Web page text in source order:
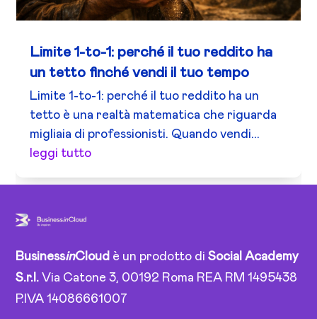
Limite 1-to-1: perché il tuo reddito ha
un tetto finché vendi il tuo tempo
Limite 1-to-1: perché il tuo reddito ha un
tetto è una realtà matematica che riguarda
migliaia di professionisti. Quando vendi...
leggi tutto
BusinessinCloud è un prodotto di Social Academy
S.r.l. Via Catone 3, 00192 Roma REA RM 1495438
P.IVA 14086661007